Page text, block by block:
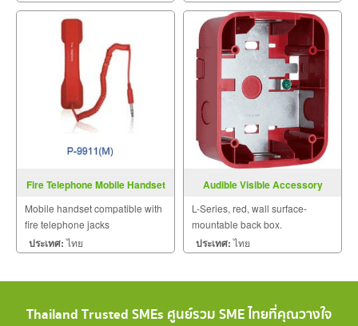
Fire Telephone Mobile Handset
Mobile handset compatible with
fire telephone jacks
ประเทศ:ไทย
Audible Visible Accessory
L-Series, red, wall surface-
mountable back box.
ประเทศ:ไทย
Thailand Trusted SMEs ศูนย์รวม SME ไทยที่คุณวางใจ